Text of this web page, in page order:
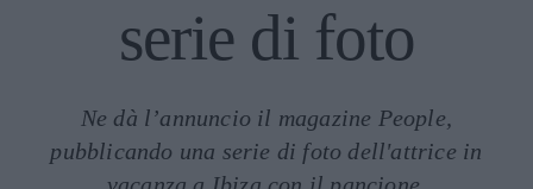
serie di foto
Ne dà l’annuncio il magazine People,
pubblicando una serie di foto dell'attrice in